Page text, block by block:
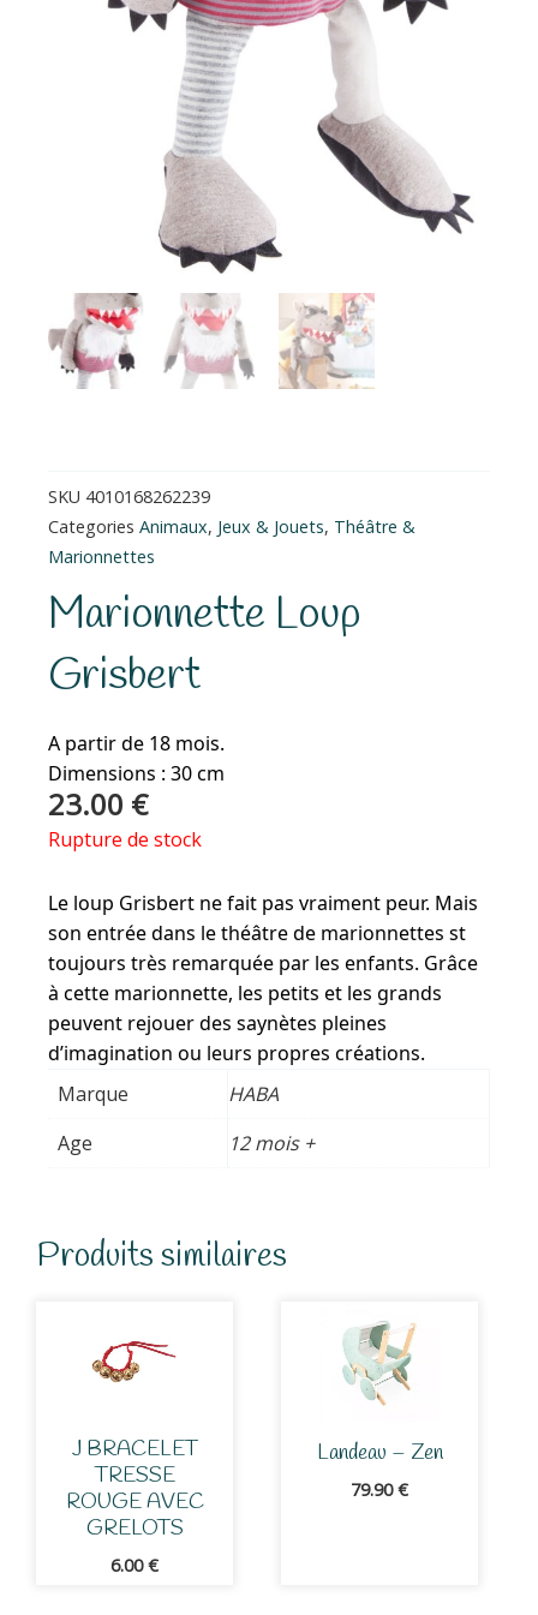
SKU 4010168262239
Categories Animaux, Jeux & Jouets, Théâtre &
Marionnettes
Marionnette Loup
Grisbert
A partir de 18 mois.
Dimensions : 30 cm
23.00 €
Rupture de stock
Le loup Grisbert ne fait pas vraiment peur. Mais
son entrée dans le théâtre de marionnettes st
toujours très remarquée par les enfants. Grâce
à cette marionnette, les petits et les grands
peuvent rejouer des saynètes pleines
d’imagination ou leurs propres créations.
Marque
HABA
Age
12 mois +
Produits similaires
J BRACELET
TRESSE
ROUGE AVEC
GRELOTS
6.00€
Landeau – Zen
79.90€